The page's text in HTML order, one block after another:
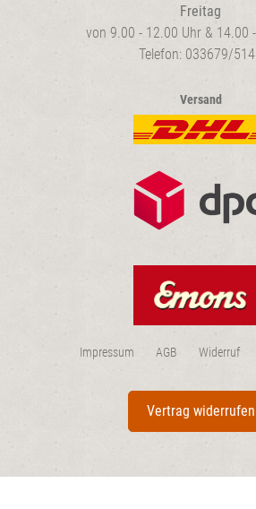
Freitag
von 9.00 - 12.00 Uhr & 14.00
Telefon: 033679/
Versand
Impressum AGB Widerruf
Vertrag widerrufen